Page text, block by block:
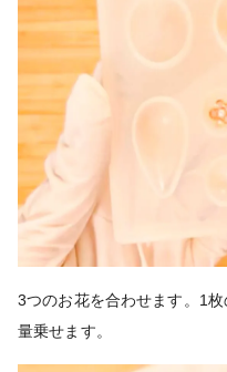
3つのお花を合わせます。1
量乗せます。